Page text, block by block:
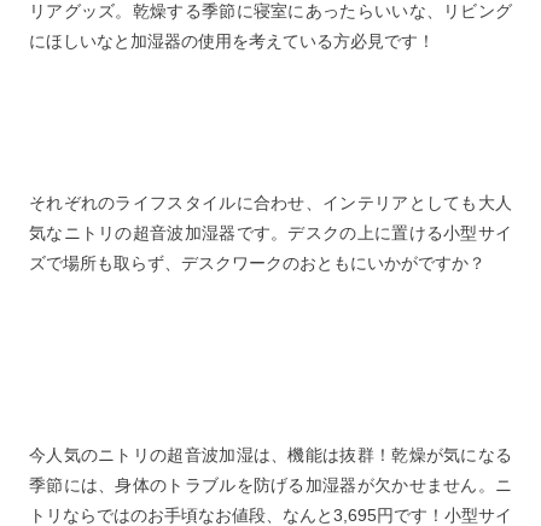
7
メンテナンスは大切！
リアグッズ。乾燥する季節に寝室にあったらいいな、リビング
にほしいなと加湿器の使用を考えている方必見です！
それぞれのライフスタイルに合わせ、インテリアとしても大人
気なニトリの超音波加湿器です。デスクの上に置ける小型サイ
ズで場所も取らず、デスクワークのおともにいかがですか？
今人気のニトリの超音波加湿は、機能は抜群！乾燥が気になる
季節には、身体のトラブルを防げる加湿器が欠かせません。ニ
トリならではのお手頃なお値段、なんと3,695円です！小型サイ